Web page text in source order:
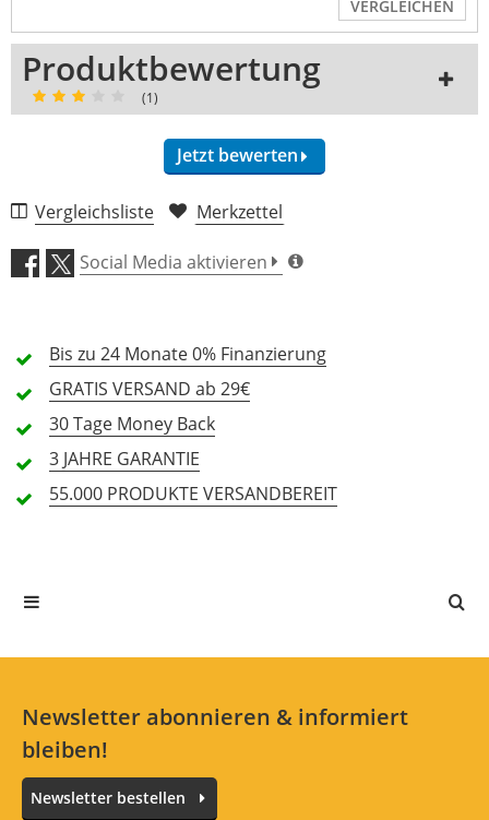
VERGLEICHEN
Produktbewertung
(1)
Jetzt bewerten
1 Rezension
5 Sterne
4 Sterne
2 Sterne
1 Sterne
Alle Sprachen
Vergleichsliste Merkzettel
Social Media aktivieren
Bis zu 24 Monate0% Finanzierung
GRATIS VERSAND ab 29€
30 Tage Money Back
3 JAHRE GARANTIE
55.000 PRODUKTE VERSANDBEREIT
Newsletter abonnieren & informiert
bleiben!
Newsletter bestellen